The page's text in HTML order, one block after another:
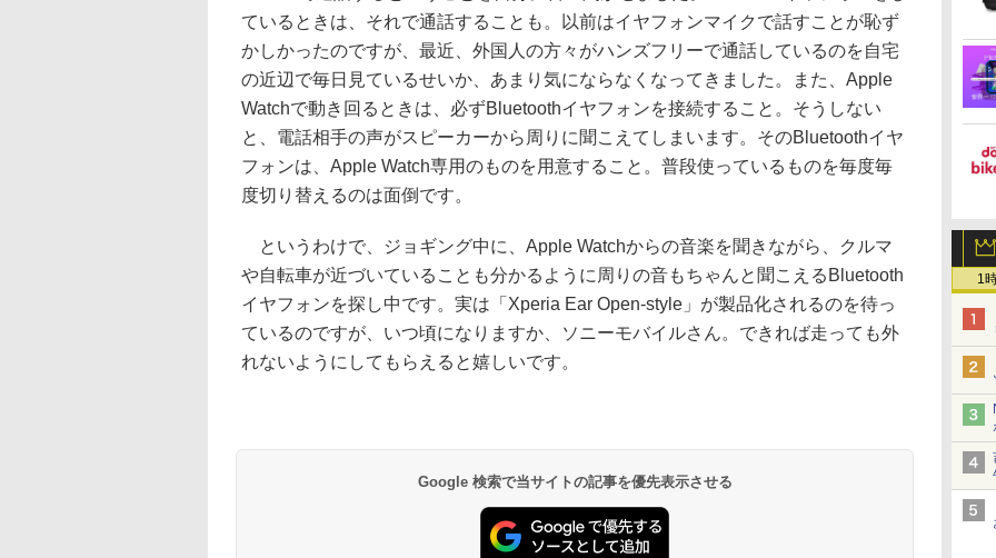
1
ているときは、それで通話することも。以前はイヤフォンマイクで話すことが恥ず
かしかったのですが、最近、外国人の方々がハンズフリーで通話しているのを自宅
の近辺で毎日見ているせいか、あまり気にならなくなってきました。また、Apple
Watchで動き回るときは、必ずBluetoothイヤフォンを接続すること。そうしない
と、電話相手の声がスピーカーから周りに聞こえてしまいます。そのBluetoothイヤ
フォンは、Apple Watch専用のものを用意すること。普段使っているものを毎度毎
度切り替えるのは面倒です。
というわけで、ジョギング中に、Apple Watchからの音楽を聞きながら、クルマ
や自転車が近づいていることも分かるように周りの音もちゃんと聞こえるBluetooth
イヤフォンを探し中です。実は「Xperia Ear Open-style」が製品化されるのを待っ
ているのですが、いつ頃になりますか、ソニーモバイルさん。できれば走っても外
れないようにしてもらえると嬉しいです。
Google 検索で当サイトの記事を優先表示させる